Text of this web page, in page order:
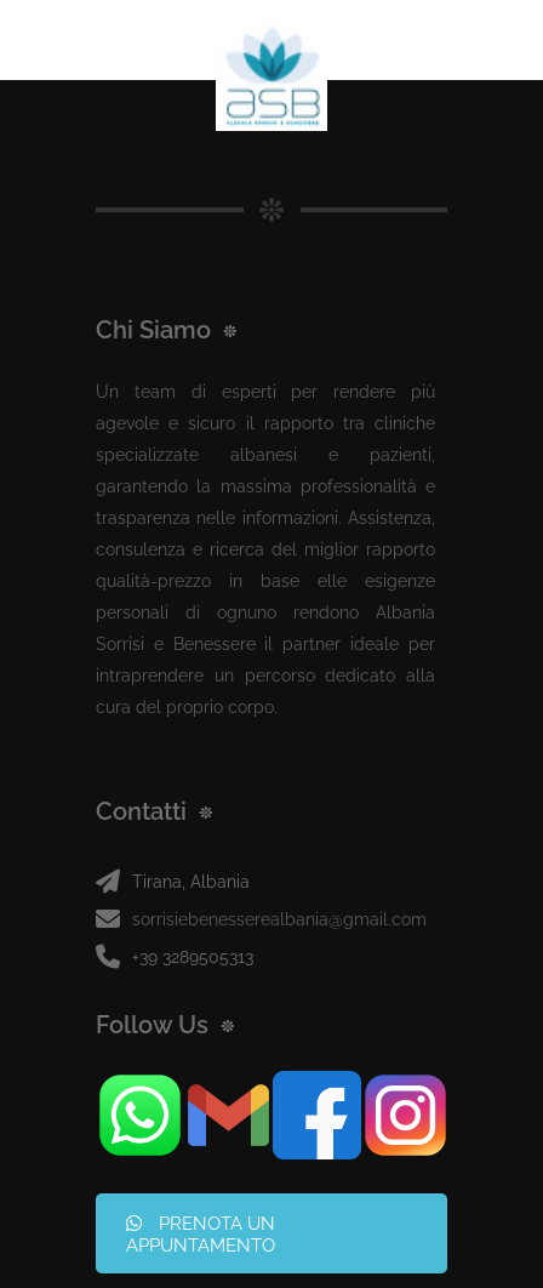
Chi Siamo
Un team di esperti per rendere più
agevole e sicuro il rapporto tra cliniche
specializzate albanesi e pazienti,
garantendo la massima professionalità e
trasparenza nelle informazioni. Assistenza,
consulenza e ricerca del miglior rapporto
qualità-prezzo in base elle esigenze
personali di ognuno rendono Albania
Sorrisi e Benessere il partner ideale per
intraprendere un percorso dedicato alla
cura del proprio corpo.
Contatti
Tirana, Albania
sorrisiebenesserealbania@gmail.com
+39 3289505313
Follow Us
PRENOTA UN
APPUNTAMENTO